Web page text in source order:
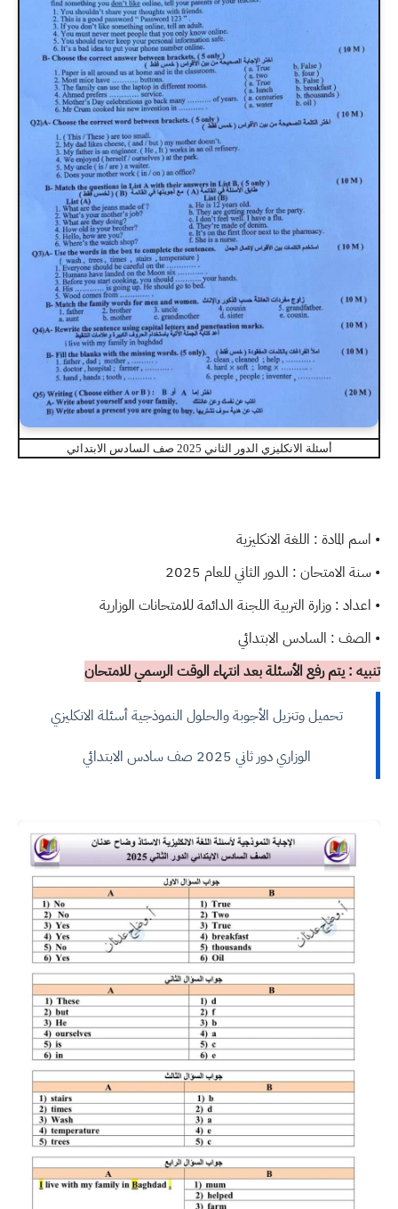
أسئلة الانكليزي الدور الثاني 2025 صف السادس الابتدائي
• اسم المادة : اللغة الانكليزية
• سنة الامتحان : الدور الثاني للعام 2025
• اعداد : وزارة التربية اللجنة الدائمة للامتحانات الوزارية
• الصف : السادس الابتدائي
تنبيه : يتم رفع الأسئلة بعد انتهاء الوقت الرسمي للامتحان
تحميل وتنزيل الأجوبة والحلول النموذجية أسئلة الانكليزي
الوزاري دور ثاني 2025 صف سادس الابتدائي